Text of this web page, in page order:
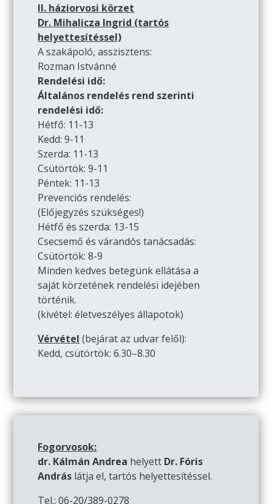
II. háziorvosi körzet
Dr. Mihalicza Ingrid (tartós
helyettesítéssel)
A szakápoló, asszisztens:
Rozman Istvánné
Rendelési idő:
Általános rendelés rend szerinti
rendelési idő:
Hétfő: 11-13
Kedd: 9-11
Szerda: 11-13
Csütörtök: 9-11
Péntek: 11-13
Prevenciós rendelés:
(Előjegyzés szükséges!)
Hétfő és szerda: 13-15
Csecsemő és várandós tanácsadás:
Csütörtök: 8-9
Minden kedves betegünk ellátása a
saját körzetének rendelési idejében
történik.
(kivétel: életveszélyes állapotok)
Vérvétel (bejárat az udvar felől):
Kedd, csütörtök: 6.30–8.30
Fogorvosok:
dr. Kálmán Andrea helyett Dr. Fóris
András látja el, tartós helyettesítéssel.
Tel.: 06-20/389-0278